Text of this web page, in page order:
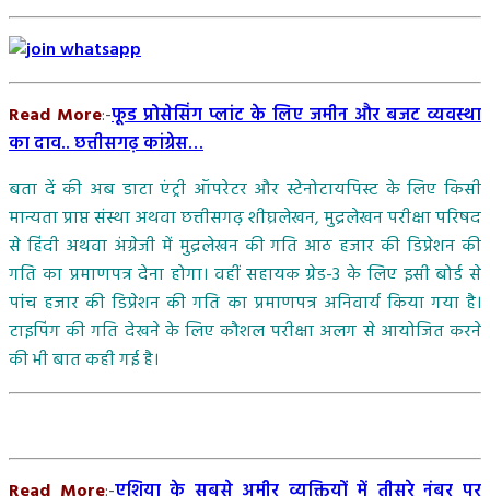
Read More:-फूड प्रोसेसिंग प्लांट के लिए जमीन और बजट व्यवस्था
का दाव.. छत्तीसगढ़ कांग्रेस…
बता दें की अब डाटा एंट्री ऑपरेटर और स्टेनोटायपिस्ट के लिए किसी
मान्यता प्राप्त संस्था अथवा छत्तीसगढ़ शीघ्रलेखन, मुद्रलेखन परीक्षा परिषद
से हिंदी अथवा अंग्रेजी में मुद्रलेखन की गति आठ हजार की डिप्रेशन की
गति का प्रमाणपत्र देना होगा। वहीं सहायक ग्रेड-3 के लिए इसी बोर्ड से
पांच हजार की डिप्रेशन की गति का प्रमाणपत्र अनिवार्य किया गया है।
टाइपिंग की गति देखने के लिए कौशल परीक्षा अलग से आयोजित करने
की भी बात कही गई है।